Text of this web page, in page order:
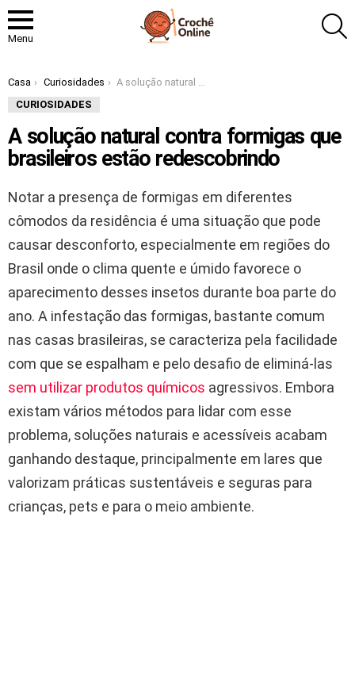
Menu
Você está aqui:
Casa Curiosidades
A solução natural contra formigas que brasileiros estão redescobrindo
CURIOSIDADES
A solução natural contra formigas que
brasileiros estão redescobrindo
Notar a presença de formigas em diferentes
cômodos da residência é uma situação que pode
causar desconforto, especialmente em regiões do
Brasil onde o clima quente e úmido favorece o
aparecimento desses insetos durante boa parte do
ano. A infestação das formigas, bastante comum
nas casas brasileiras, se caracteriza pela facilidade
com que se espalham e pelo desafio de eliminá-las
sem utilizar produtos químicos agressivos. Embora
existam vários métodos para lidar com esse
problema, soluções naturais e acessíveis acabam
ganhando destaque, principalmente em lares que
valorizam práticas sustentáveis e seguras para
crianças, pets e para o meio ambiente.